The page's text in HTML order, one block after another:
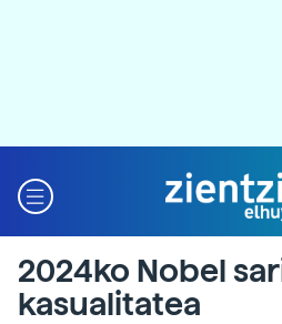
2024ko Nobel
kasualitatea